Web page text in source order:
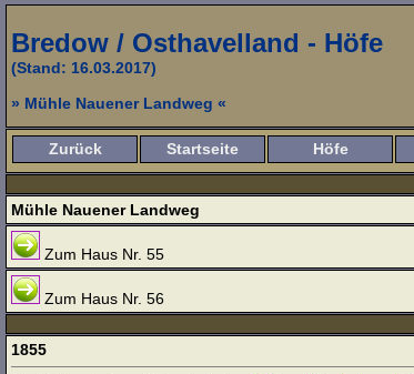
Bredow / Osthavelland - Höfe
(Stand: 16.03.2017)
» Mühle Nauener Landweg «
Zurück Startseite Höfe
Mühle Nauener Landweg
Zum Haus Nr. 55
Zum Haus Nr. 56
1855